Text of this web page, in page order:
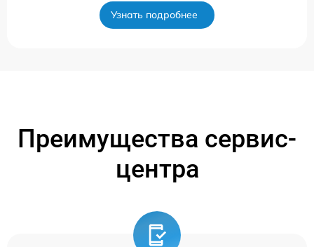
Узнать подробнее
Преимущества сервис-
центра